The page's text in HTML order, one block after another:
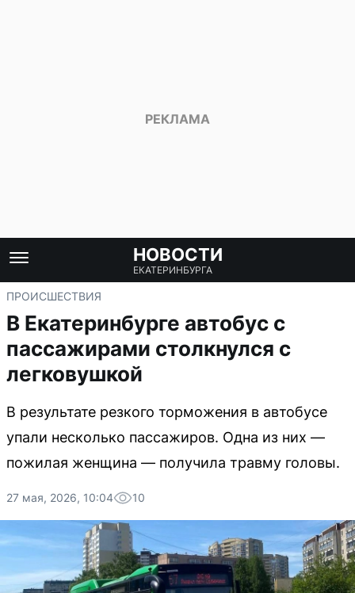
НОВОСТИ
ЕКАТЕРИНБУРГА
ПРОИСШЕСТВИЯ
В Екатеринбурге автобус с
пассажирами столкнулся с
легковушкой
В результате резкого торможения в автобусе
упали несколько пассажиров. Одна из них —
пожилая женщина — получила травму головы.
27 мая, 2026, 10:04 10